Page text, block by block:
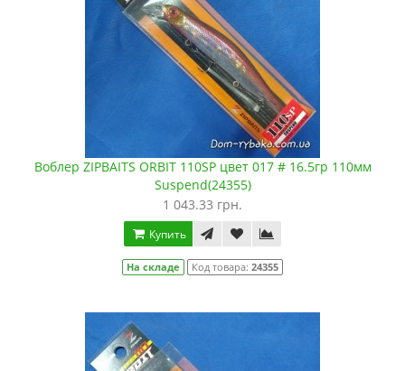
Воблер ZIPBAITS ORBIT 110SP цвет 017 # 16.5гр 110мм
Suspend(24355)
1 043.33 грн.
Купить
На складе Код товара: 24355